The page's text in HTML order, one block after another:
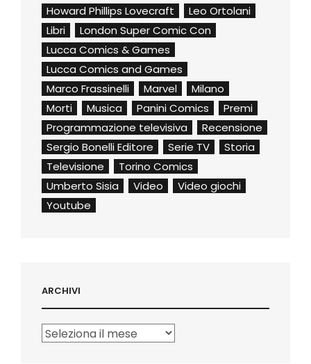
Howard Phillips Lovecraft
Leo Ortolani
Libri
London Super Comic Con
Lucca Comics & Games
Lucca Comics and Games
Marco Frassinelli
Marvel
Milano
Morti
Musica Panini Comics
Premi
Programmazione televisiva
Recensione
Sergio Bonelli Editore
Serie TV
Storia
Televisione
Torino Comics
Umberto Sisia
Video
Video giochi
Youtube
ARCHIVI
Archivi